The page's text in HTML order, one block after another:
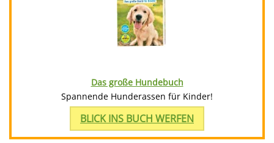
Das große Hundebuch
Spannende Hunderassen für Kinder!
BLICK INS BUCH WERFEN